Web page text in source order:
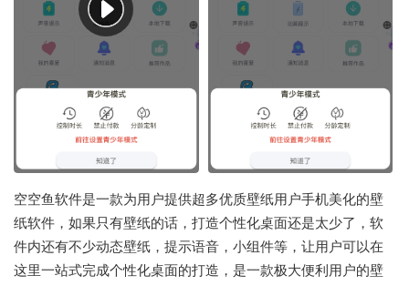
空空鱼软件是一款为用户提供超多优质壁纸用户手机美化的壁
纸软件，如果只有壁纸的话，打造个性化桌面还是太少了，软
件内还有不少动态壁纸，提示语音，小组件等，让用户可以在
这里一站式完成个性化桌面的打造，是一款极大便利用户的壁